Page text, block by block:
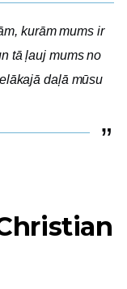
kurām mums ir
tā ļauj mums no
daļā mūsu